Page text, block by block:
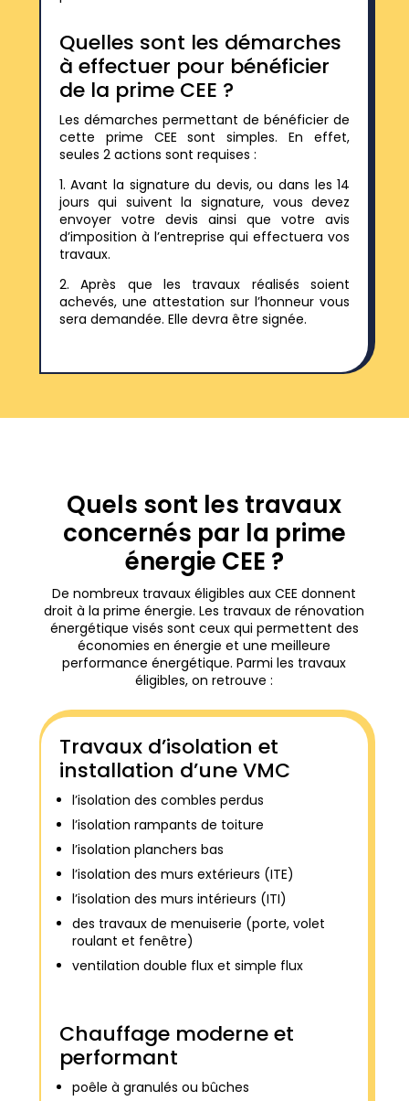
Quelles sont les démarches
à effectuer pour bénéficier
de la prime CEE ?
Les démarches permettant de bénéficier de
cette prime CEE sont simples. En effet,
seules 2 actions sont requises :
1. Avant la signature du devis, ou dans les 14
jours qui suivent la signature, vous devez
envoyer votre devis ainsi que votre avis
d’imposition à l’entreprise qui effectuera vos
travaux.
2. Après que les travaux réalisés soient
achevés, une attestation sur l’honneur vous
sera demandée. Elle devra être signée.
Quels sont les travaux
concernés par la prime
énergie CEE ?
De nombreux travaux éligibles aux CEE donnent
droit à la prime énergie. Les travaux de rénovation
énergétique visés sont ceux qui permettent des
économies en énergie et une meilleure
performance énergétique. Parmi les travaux
éligibles, on retrouve :
Travaux d’isolation et
installation d’une VMC
l’isolation des combles perdus
l’isolation rampants de toiture
l’isolation planchers bas
l’isolation des murs extérieurs (ITE)
l’isolation des murs intérieurs (ITI)
des travaux de menuiserie (porte, volet
roulant et fenêtre)
ventilation double flux et simple flux
Chauffage moderne et
performant
poêle à granulés ou bûches